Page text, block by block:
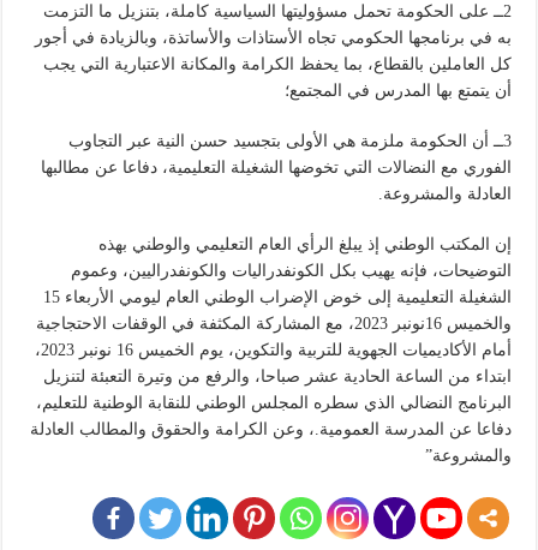
2ــ على الحكومة تحمل مسؤوليتها السياسية كاملة، بتنزيل ما التزمت
به في برنامجها الحكومي تجاه الأستاذات والأساتذة، وبالزيادة في أجور
كل العاملين بالقطاع، بما يحفظ الكرامة والمكانة الاعتبارية التي يجب
أن يتمتع بها المدرس في المجتمع؛
3ــ أن الحكومة ملزمة هي الأولى بتجسيد حسن النية عبر التجاوب
الفوري مع النضالات التي تخوضها الشغيلة التعليمية، دفاعا عن مطالبها
العادلة والمشروعة.
إن المكتب الوطني إذ يبلغ الرأي العام التعليمي والوطني بهذه
التوضيحات، فإنه يهيب بكل الكونفدراليات والكونفدراليين، وعموم
الشغيلة التعليمية إلى خوض الإضراب الوطني العام ليومي الأربعاء 15
والخميس 16نونبر 2023، مع المشاركة المكثفة في الوقفات الاحتجاجية
أمام الأكاديميات الجهوية للتربية والتكوين، يوم الخميس 16 نونبر 2023،
ابتداء من الساعة الحادية عشر صباحا، والرفع من وتيرة التعبئة لتنزيل
البرنامج النضالي الذي سطره المجلس الوطني للنقابة الوطنية للتعليم،
دفاعا عن المدرسة العمومية.، وعن الكرامة والحقوق والمطالب العادلة
والمشروعة”